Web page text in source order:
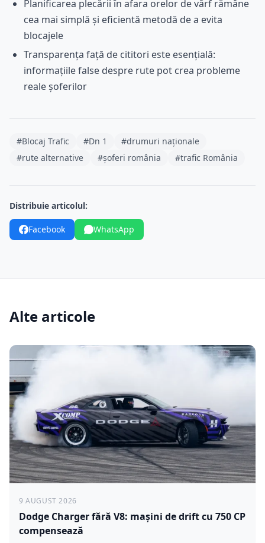
Planificarea plecării în afara orelor de vârf rămâne
cea mai simplă și eficientă metodă de a evita
blocajele
Transparența față de cititori este esențială:
informațiile false despre rute pot crea probleme
reale șoferilor
#Blocaj Trafic #Dn 1
#drumuri naționale
#rute alternative
#șoferi românia #trafic România
Distribuie articolul:
Facebook WhatsApp
Alte articole
9 AUGUST 2026
Dodge Charger fără V8: mașini de drift cu 750 CP
compensează